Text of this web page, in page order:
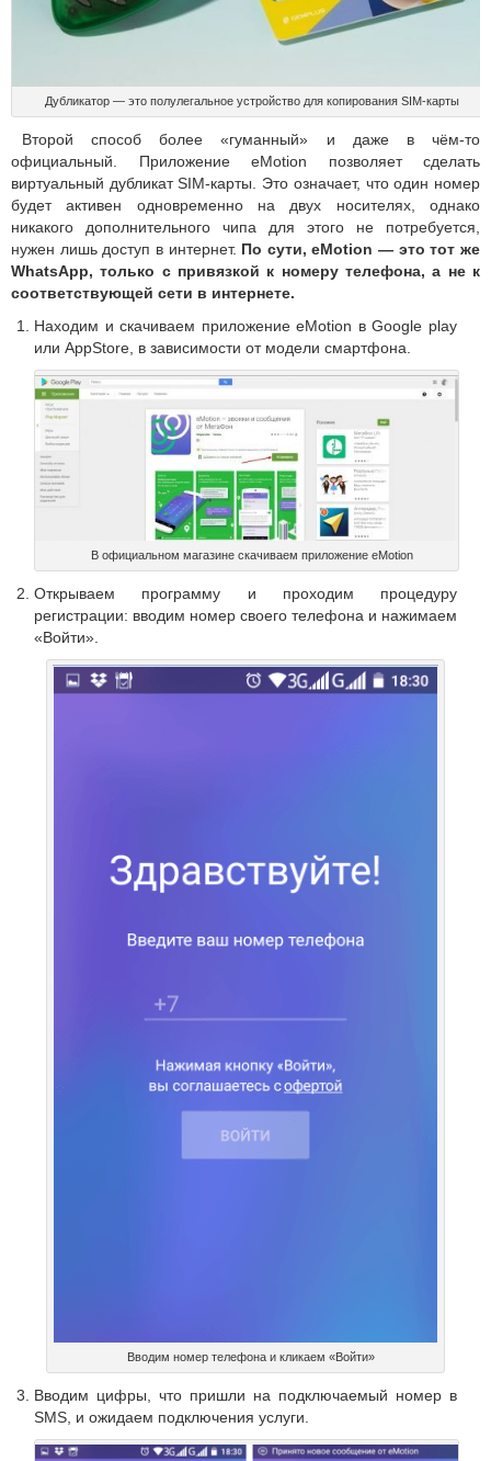
Дубликатор — это полулегальное устройство для копирования SIM-карты
Второй способ более «гуманный» и даже в чём-то
официальный. Приложение eMotion позволяет сделать
виртуальный дубликат SIM-карты. Это означает, что один номер
будет активен одновременно на двух носителях, однако
никакого дополнительного чипа для этого не потребуется,
нужен лишь доступ в интернет. По сути, eMotion — это тот же
WhatsApp, только с привязкой к номеру телефона, а не к
соответствующей сети в интернете.
Находим и скачиваем приложение eMotion в Google play
или AppStore, в зависимости от модели смартфона.
В официальном магазине скачиваем приложение eMotion
Открываем программу и проходим процедуру
регистрации: вводим номер своего телефона и нажимаем
«Войти».
Вводим номер телефона и кликаем «Войти»
Вводим цифры, что пришли на подключаемый номер в
SMS, и ожидаем подключения услуги.